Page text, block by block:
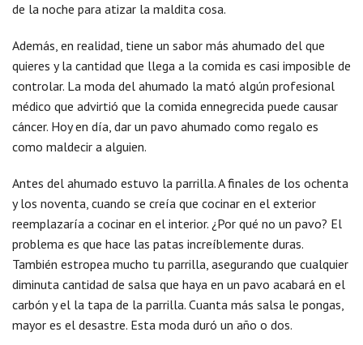
de la noche para atizar la maldita cosa.
Además, en realidad, tiene un sabor más ahumado del que
quieres y la cantidad que llega a la comida es casi imposible de
controlar. La moda del ahumado la mató algún profesional
médico que advirtió que la comida ennegrecida puede causar
cáncer. Hoy en día, dar un pavo ahumado como regalo es
como maldecir a alguien.
Antes del ahumado estuvo la parrilla. A finales de los ochenta
y los noventa, cuando se creía que cocinar en el exterior
reemplazaría a cocinar en el interior. ¿Por qué no un pavo? El
problema es que hace las patas increíblemente duras.
También estropea mucho tu parrilla, asegurando que cualquier
diminuta cantidad de salsa que haya en un pavo acabará en el
carbón y el la tapa de la parrilla. Cuanta más salsa le pongas,
mayor es el desastre. Esta moda duró un año o dos.